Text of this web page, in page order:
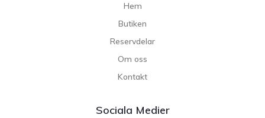
Hem
Butiken
Reservdelar
Om oss
Kontakt
Sociala Medier